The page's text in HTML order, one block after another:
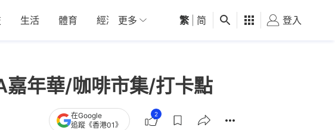
生活 體育 經濟 01深圳 觀點 健康 好食玩飛
更多 繁 简 登入
年華/咖啡市集/打卡點
在Google
追蹤《香港01》
2